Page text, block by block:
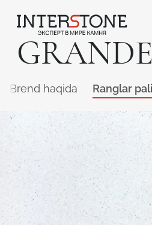
Brend haqida Ranglar
Qaysi sohada
Toshga ishlov
beruvch